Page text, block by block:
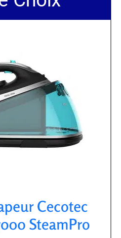
Cecotec
SteamPro